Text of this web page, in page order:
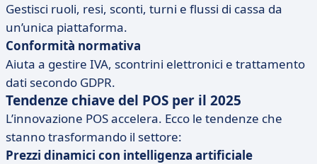
Gestisci ruoli, resi, sconti, turni e flussi di cassa da
un’unica piattaforma.
Conformità normativa
Aiuta a gestire IVA, scontrini elettronici e trattamento
dati secondo GDPR.
Tendenze chiave del POS per il 2025
L’innovazione POS accelera. Ecco le tendenze che
stanno trasformando il settore:
Prezzi dinamici con intelligenza artificiale